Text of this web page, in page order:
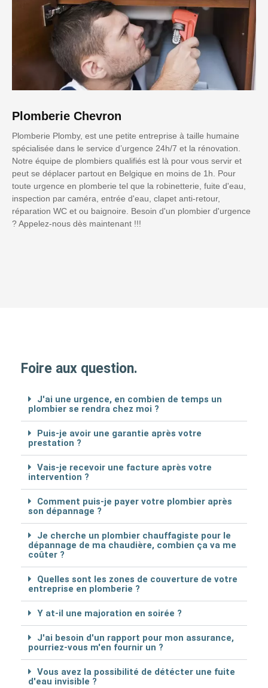
Plomberie Chevron
Plomberie Plomby, est une petite entreprise à taille humaine
spécialisée dans le service d’urgence 24h/7 et la rénovation.
Notre équipe de plombiers qualifiés est là pour vous servir et
peut se déplacer partout en Belgique en moins de 1h. Pour
toute urgence en plomberie tel que la robinetterie, fuite d'eau,
inspection par caméra, entrée d'eau, clapet anti-retour,
réparation WC et ou baignoire. Besoin d'un plombier d'urgence
? Appelez-nous dès maintenant !!!
Foire aux question.
J'ai une urgence, en combien de temps un
plombier se rendra chez moi ?
Puis-je avoir une garantie après votre
prestation ?
Vais-je recevoir une facture après votre
intervention ?
Comment puis-je payer votre plombier après
son dépannage ?
Je cherche un plombier chauffagiste pour le
dépannage de ma chaudière, combien ça va me
coûter ?
Quelles sont les zones de couverture de votre
entreprise en plomberie ?
Y at-il une majoration en soirée ?
J'ai besoin d'un rapport pour mon assurance,
pourriez-vous m'en fournir un ?
Vous avez la possibilité de détécter une fuite
d'eau invisible ?